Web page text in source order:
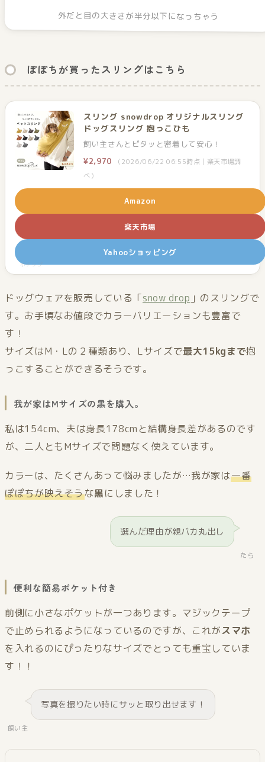
外だと目の大きさが半分以下になっちゃう
ぽぽちが買ったスリングはこちら
スリング snowdrop オリジナルスリング
ドッグスリング 抱っこひも
飼い主さんとピタッと密着して安心！
¥2,970
（2026/06/22 06:55時点 | 楽天市場調
べ）
Amazon
楽天市場
Yahooショッピング
ポチップ
ドッグウェアを販売している「snow drop 」のスリングで
す。お手頃なお値段でカラーバリエーションも豊富で
す！
サイズはM・Lの２種類あり、Lサイズで最大15kgまで抱
っこすることができるそうです。
我が家はMサイズの黒を購入。
私は154cm、夫は身長178cmと結構身長差があるのです
が、二人ともMサイズで問題なく使えています。
カラーは、たくさんあって悩みましたが…我が家は一番
ぽぽちが映えそうな黒にしました！
たら
選んだ理由が親バカ丸出し
便利な簡易ポケット付き
前側に小さなポケットが一つあります。マジックテープ
で止められるようになっているのですが、これがスマホ
を入れるのにぴったりなサイズでとっても重宝していま
す！！
飼い主
写真を撮りたい時にサッと取り出せます！